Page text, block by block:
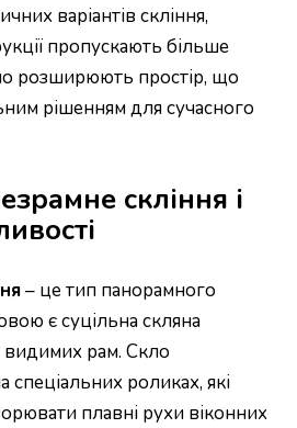
варіантів скління,
пропускають більше
розширюють простір, що
рішенням для сучасного
скління і
– це тип панорамного
є суцільна скляна
видимих рам. Скло
спеціальних роликах, які
плавні рухи віконних